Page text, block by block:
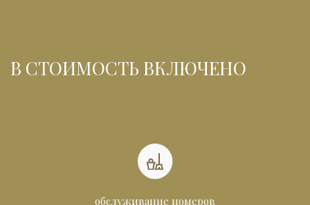
В СТОИМОСТЬ ВКЛЮЧЕНО
обслуживание номеров